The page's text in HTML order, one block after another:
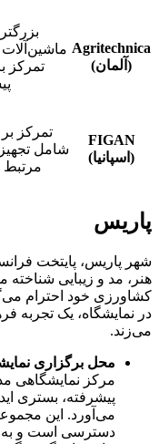
Agritechnica
(آلمان)
تمرکز
FIGAN
(اسپانیا)
تمرکز
شامل
مرتبط
پاریس
شهر پاریس، پایتخت
هنر، مد و زیبایی
کشاورزی خود احترام
در نمایشگاه، یک تجربه
می‌زند.
محل برگزاری
مرکز نمایشگاهی
پیشرفته، بستری
می‌آورد. این
دسترسی است و به